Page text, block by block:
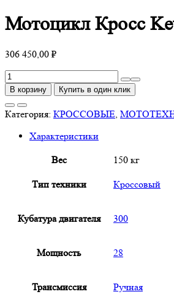
Мотоцикл Кросс
306 450,00 ₽
Количество
товара
Кросс
K24
В корзину Купить в один клик
Категория: КРОССОВЫЕ,
Характеристики
Вес 150 кг
Тип техники Кроссовый
Кубатура двигателя 300
Мощность 28
Трансмиссия Ручная